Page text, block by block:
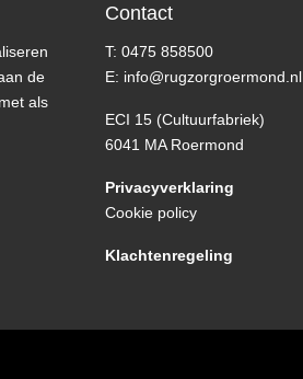
de
als
Contact
T: 0475 858500
E: info@rugzorgroermond.nl
ECI 15 (Cultuurfabriek)
6041 MA Roermond
Privacyverklaring
Cookie policy
Klachtenregeling